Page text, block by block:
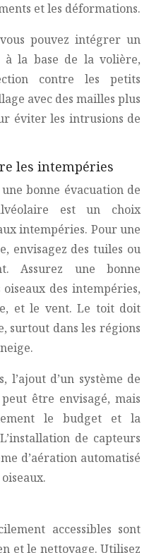
et les déformations.
pouvez intégrer un
à la base de la volière,
contre les petits
avec des mailles plus
éviter les intrusions de
les intempéries
bonne évacuation de
est un choix
intempéries. Pour une
envisagez des tuiles ou
Assurez une bonne
des intempéries,
et le vent. Le toit doit
surtout dans les régions
l’ajout d’un système de
être envisagé, mais
le budget et la
de capteurs
d’aération automatisé
accessibles sont
et le nettoyage. Utilisez